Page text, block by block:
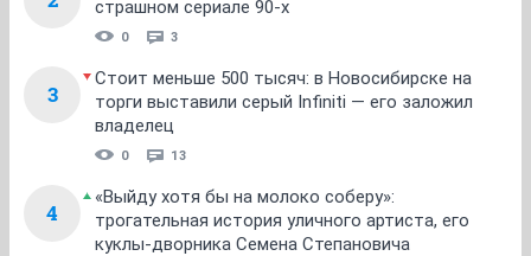
страшном сериале 90-х
0 3
3
Стоит меньше 500 тысяч: в Новосибирске на
торги выставили серый Infiniti — его заложил
владелец
0 13
4
«Выйду хотя бы на молоко соберу»:
трогательная история уличного артиста, его
куклы-дворника Семена Степановича